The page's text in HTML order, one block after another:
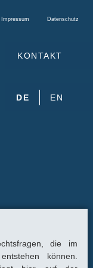
Impressum Datenschutz
KONTAKT
DE EN
die im
können.